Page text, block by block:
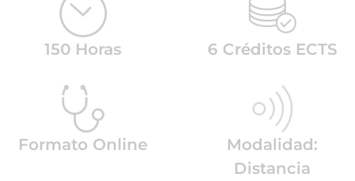
150 Horas 6 Créditos ECTS
Formato Online
Modalidad:
Distancia